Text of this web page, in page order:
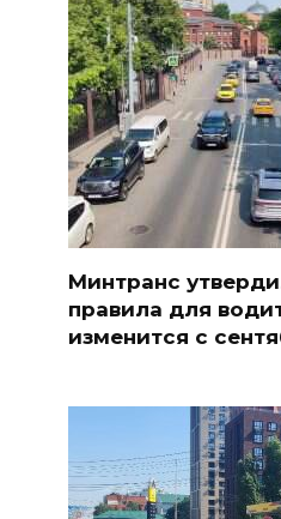
Минтранс
правила для
изменится с